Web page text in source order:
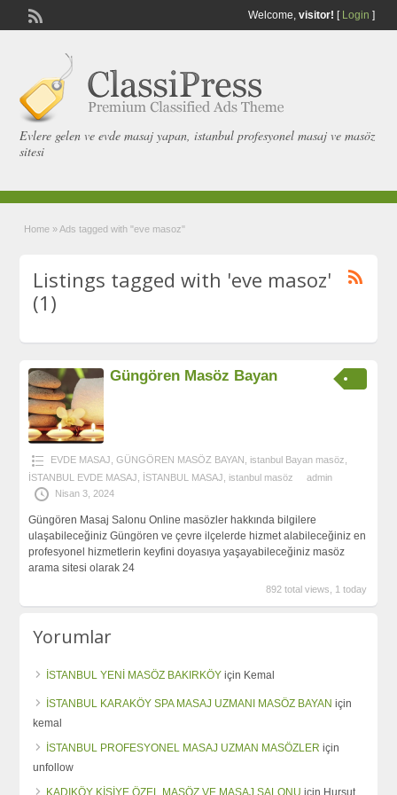
Welcome, visitor! [ Login ]
Evlere gelen ve evde masaj yapan, istanbul profesyonel masaj ve masöz
sitesi
Home » Ads tagged with "eve masoz"
Listings tagged with 'eve masoz'
(1)
Güngören Masöz Bayan
EVDE MASAJ GÜNGÖREN MASÖZ BAYAN istanbul Bayan masöz
İSTANBUL EVDE MASAJ
İSTANBUL MASAJ istanbul masöz
admin
Nisan 3, 2024
Güngören Masaj Salonu Online masözler hakkında bilgilere
ulaşabileceğiniz Güngören ve çevre ilçelerde hizmet alabileceğiniz en
profesyonel hizmetlerin keyfini doyasıya yaşayabileceğiniz masöz
arama sitesi olarak 24
892 total views, 1 today
Yorumlar
İSTANBUL YENİ MASÖZ BAKIRKÖY için Kemal
İSTANBUL KARAKÖY SPA MASAJ UZMANI MASÖZ BAYAN için
kemal
İSTANBUL PROFESYONEL MASAJ UZMAN MASÖZLER için
unfollow
KADIKÖY KİŞİYE ÖZEL MASÖZ VE MASAJ SALONU için Hursut